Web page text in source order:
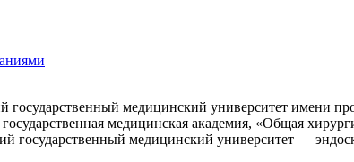
государственный медицинский университет имени
государственная медицинская академия, «Общая
государственный медицинский университет —